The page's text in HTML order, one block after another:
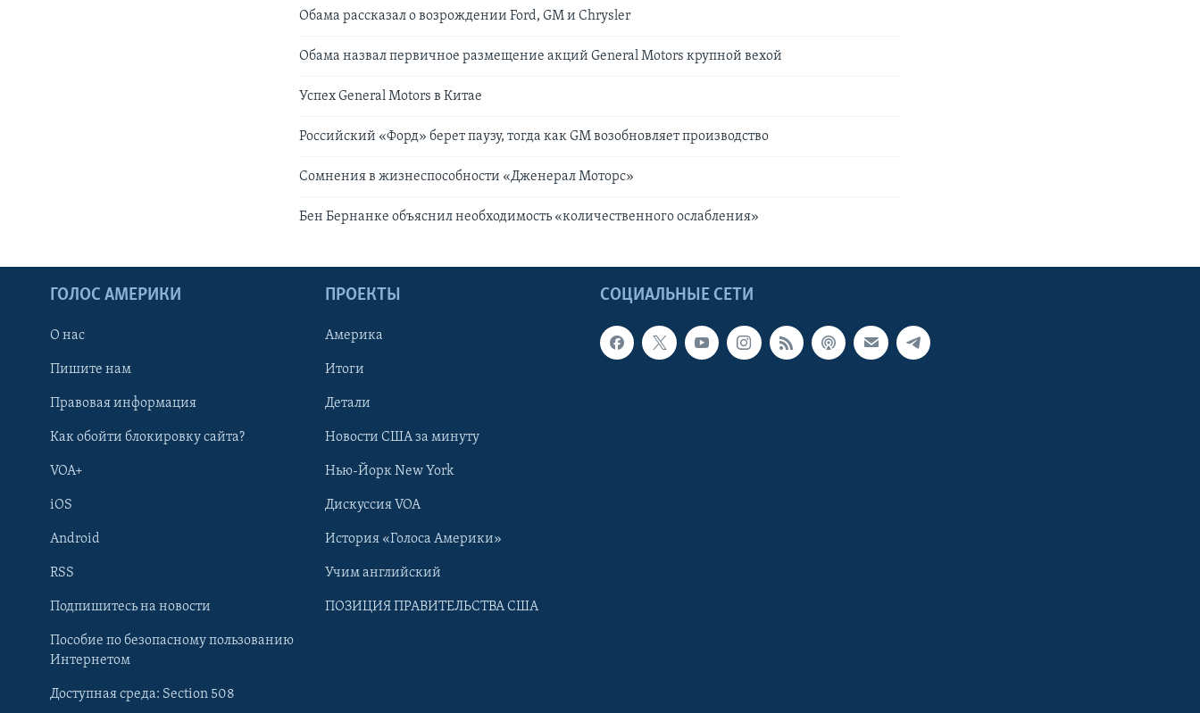
Learning English
Обама рассказал о возрождении Ford, GM и Chrysler
Обама назвал первичное размещение акций General Motors крупной вехой
Успех General Motors в Китае
Российский «Форд» берет паузу, тогда как GM возобновляет производство
Сомнения в жизнеспособности «Дженерал Моторс»
Бен Бернанке объяснил необходимость «количественного ослабления»
СОЦИАЛЬНЫЕ СЕТИ
ГОЛОС АМЕРИКИ
О нас
Пишите нам
Правовая информация
Как обойти блокировку сайта?
VOA+
iOS
Android
RSS
Подпишитесь на новости
Пособие по безопасному пользованию
Интернетом
Доступная среда: Section 508
ПРОЕКТЫ
Америка
Итоги
Детали
Новости США за минуту
Нью-Йорк New York
Дискуссия VOA
История «Голоса Америки»
Учим английский
ПОЗИЦИЯ ПРАВИТЕЛЬСТВА США